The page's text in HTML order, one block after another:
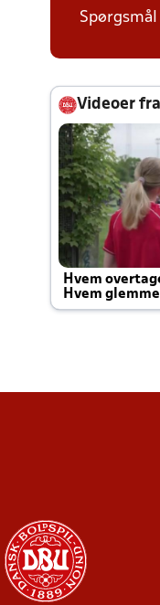
Videoer
Hvem
Hvem
Joachim altid